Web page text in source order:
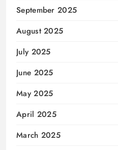
September 2025
August 2025
July 2025
June 2025
May 2025
April 2025
March 2025